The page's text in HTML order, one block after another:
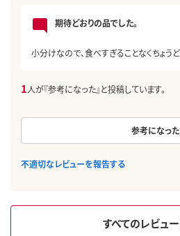
期待どおりの品でした。
小分けなので、食べすぎることなくちょう
1人が『参考になった』と投稿しています。
参考になった
不適切なレビューを報告する
すべてのレビュ